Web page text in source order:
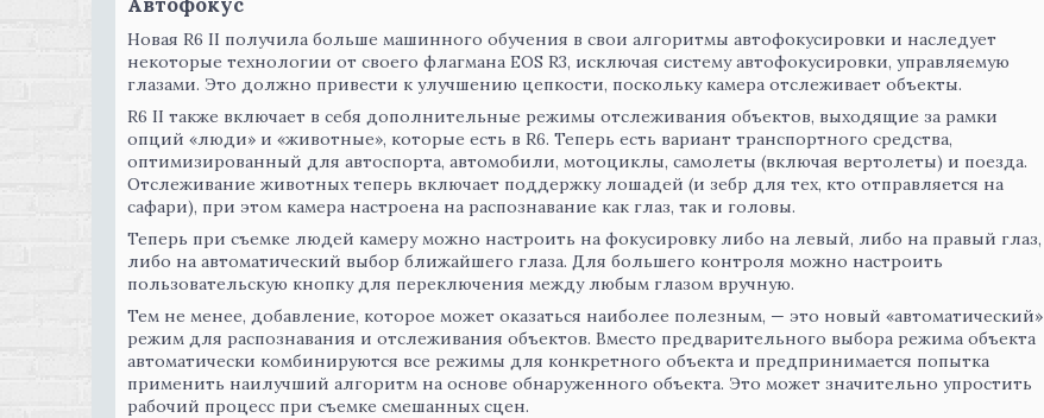
Новая R6 II получила больше машинного обучения в свои алгоритмы автофокусировки и наследует
некоторые технологии от своего флагмана EOS R3, исключая систему автофокусировки, управляемую
глазами. Это должно привести к улучшению цепкости, поскольку камера отслеживает объекты.
R6 II также включает в себя дополнительные режимы отслеживания объектов, выходящие за рамки
опций «люди» и «животные», которые есть в R6. Теперь есть вариант транспортного средства,
оптимизированный для автоспорта, автомобили, мотоциклы, самолеты (включая вертолеты) и поезда.
Отслеживание животных теперь включает поддержку лошадей (и зебр для тех, кто отправляется на
сафари), при этом камера настроена на распознавание как глаз, так и головы.
Теперь при съемке людей камеру можно настроить на фокусировку либо на левый, либо на правый глаз,
либо на автоматический выбор ближайшего глаза. Для большего контроля можно настроить
пользовательскую кнопку для переключения между любым глазом вручную.
Тем не менее, добавление, которое может оказаться наиболее полезным, — это новый «автоматический»
режим для распознавания и отслеживания объектов. Вместо предварительного выбора режима объекта
автоматически комбинируются все режимы для конкретного объекта и предпринимается попытка
применить наилучший алгоритм на основе обнаруженного объекта. Это может значительно упростить
рабочий процесс при съемке смешанных сцен.